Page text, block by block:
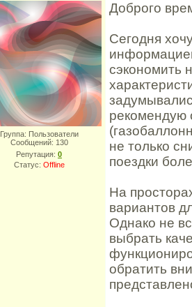
Группа: Пользователи
Сообщений: 130
Репутация: 0
Статус: Offline
Доброго
Сегодня
сэкономить
рекомендую
не только
поездки
На
вариантов
Однако не
выбрать
обратить